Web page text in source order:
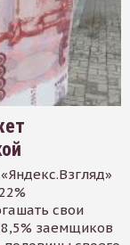
свои
заемщиков